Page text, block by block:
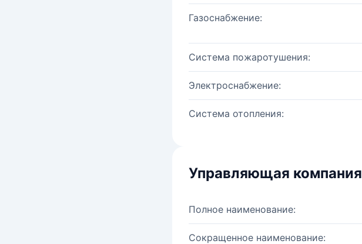
Газоснабжение:
Система пожаротушения:
Электроснабжение:
Система отопления:
Управляющая компания
Полное наименование:
Сокращенное наименование: